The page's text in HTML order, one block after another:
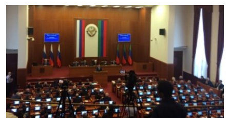
Вернутся
поиску
КАВКАЗ.РЕАЛИИ
СЕВЕР.РЕАЛИИ
СИБИРЬ.РЕАЛИИ
РАСПИСАНИЕ ВЕЩАНИЯ
ПОДПИШИТЕСЬ НА РАССЫЛКУ
СОЦИАЛЬНЫЕ СЕТИ